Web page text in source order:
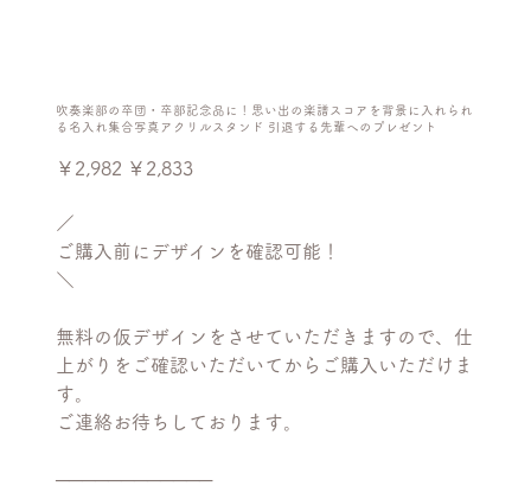
吹奏楽部の卒団・卒部記念品に！思い出の楽譜スコアを背景に入れられ
る名入れ集合写真アクリルスタンド 引退する先輩へのプレゼント
の
￥2,982
ー
￥2,833
／
ご購入前にデザインを確認可能！
＼
無料の仮デザインをさせていただきますので、仕
上がりをご確認いただいてからご購入いただけま
す。
ご連絡お待ちしております。
────────────